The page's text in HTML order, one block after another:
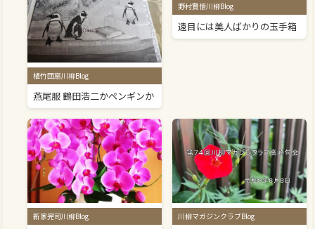
植竹団扇川柳Blog
燕尾服 鶴田浩二かペンギンか
野村賢悟川柳Blog
遠目には美人ばかりの玉手箱
新家完司川柳Blog 川柳マガジンクラブBlog